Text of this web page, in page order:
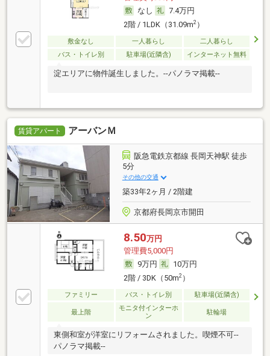
なし
7.4万円
2階 / 1LDK（31.09m2）
敷金なし 一人暮らし
二人暮らし
バス・トイレ別
駐車場(近隣含) インターネット無料
淀エリアに物件誕生しました。--パノラマ掲載--
賃貸アパート アーバンＭ
阪急電鉄京都線 長岡天神駅 徒歩
5分
その他の交通
築33年2ヶ月 / 2階建
京都府長岡京市開田
8.50万円
管理費5,000円
9万円
10万円
2階 / 3DK（50m2）
ファミリー バス・トイレ別 駐車場(近隣含)
最上階
モニタ付インターホ
ン
駐輪場
東側和室が洋室にリフォームされました。喫煙不可--
パノラマ掲載--